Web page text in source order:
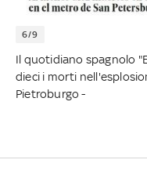
6/9
Il quotidiano spagnolo
dieci i morti
Pietroburgo -